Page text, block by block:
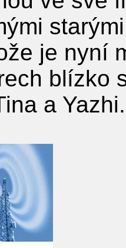
je nyní
blízko
a Yazhi.